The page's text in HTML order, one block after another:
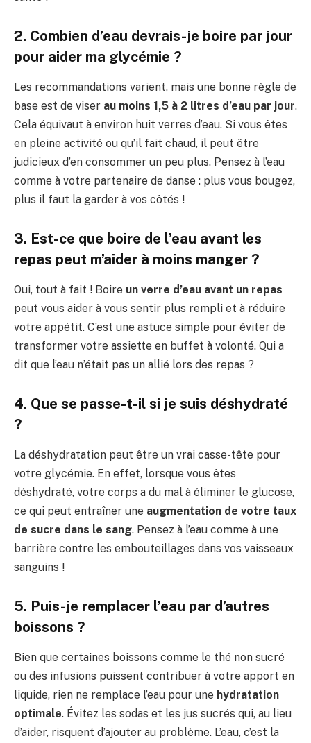
2. Combien d’eau devrais-je boire par jour
pour aider ma glycémie ?
Les recommandations varient, mais une bonne règle de
base est de viser au moins 1,5 à 2 litres d’eau par jour.
Cela équivaut à environ huit verres d’eau. Si vous êtes
en pleine activité ou qu’il fait chaud, il peut être
judicieux d’en consommer un peu plus. Pensez à l’eau
comme à votre partenaire de danse : plus vous bougez,
plus il faut la garder à vos côtés !
3. Est-ce que boire de l’eau avant les
repas peut m’aider à moins manger ?
Oui, tout à fait ! Boire un verre d’eau avant un repas
peut vous aider à vous sentir plus rempli et à réduire
votre appétit. C’est une astuce simple pour éviter de
transformer votre assiette en buffet à volonté. Qui a
dit que l’eau n’était pas un allié lors des repas ?
4. Que se passe-t-il si je suis déshydraté
?
La déshydratation peut être un vrai casse-tête pour
votre glycémie. En effet, lorsque vous êtes
déshydraté, votre corps a du mal à éliminer le glucose,
ce qui peut entraîner une augmentation de votre taux
de sucre dans le sang. Pensez à l’eau comme à une
barrière contre les embouteillages dans vos vaisseaux
sanguins !
5. Puis-je remplacer l’eau par d’autres
boissons ?
Bien que certaines boissons comme le thé non sucré
ou des infusions puissent contribuer à votre apport en
liquide, rien ne remplace l’eau pour une hydratation
optimale. Évitez les sodas et les jus sucrés qui, au lieu
d’aider, risquent d’ajouter au problème. L’eau, c’est la